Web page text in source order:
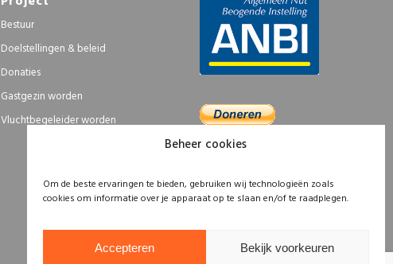
Beheer cookies
Om de beste ervaringen te bieden, gebruiken wij technologieën zoals
cookies om informatie over je apparaat op te slaan en/of te raadplegen.
Accepteren Bekijk voorkeuren
Bestuur
Doelstellingen & beleid
Donaties
Gastgezin worden
Vluchtbegeleider worden